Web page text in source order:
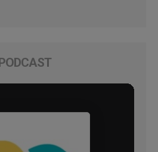
PODCAST